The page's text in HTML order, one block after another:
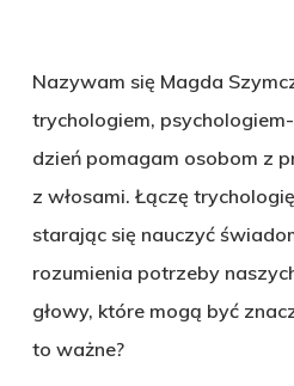
Nazywam się Magda
trychologiem,
dzień pomagam osobom z
z włosami. Łączę
starając się nauczyć
rozumienia potrzeby
głowy, które mogą być
to ważne?